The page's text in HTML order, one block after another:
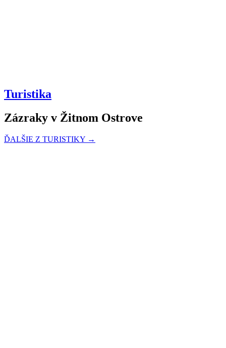
Turistika
Zázraky v Žitnom Ostrove
ĎALŠIE Z TURISTIKY →